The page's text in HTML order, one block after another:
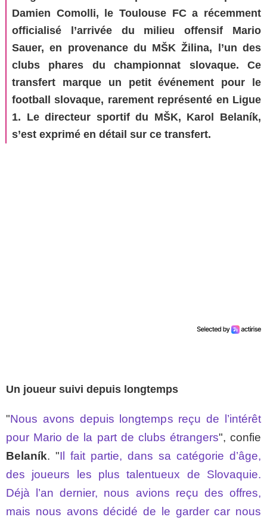
Damien Comolli, le Toulouse FC a récemment
officialisé l’arrivée du milieu offensif Mario
Sauer, en provenance du MŠK Žilina, l’un des
clubs phares du championnat slovaque. Ce
transfert marque un petit événement pour le
football slovaque, rarement représenté en Ligue
1. Le directeur sportif du MŠK, Karol Belaník,
s’est exprimé en détail sur ce transfert.
Un joueur suivi depuis longtemps
"Nous avons depuis longtemps reçu de l’intérêt
pour Mario de la part de clubs étrangers", confie
Belaník. "Il fait partie, dans sa catégorie d’âge,
des joueurs les plus talentueux de Slovaquie.
Déjà l’an dernier, nous avions reçu des offres,
mais nous avons décidé de le garder car nous